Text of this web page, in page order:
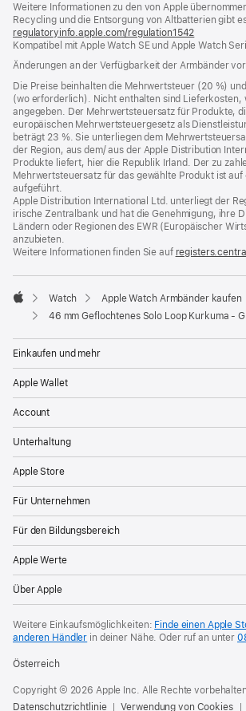
neues
Fenster)
Weitere Informationen zu den von Apple
Recycling und die Entsorgung von Altbatterien gibt
regulatoryinfo.apple.com/regulation1542
ein
neues
Fenster)
Kompatibel mit Apple Watch SE und Apple Watch
Änderungen an der Verfügbarkeit der Armbänder
Die Preise beinhalten die Mehrwertsteuer (20 %)
(wo erforderlich). Nicht enthalten sind Lieferkosten,
angegeben. Der Mehrwertsteuersatz für Produkte,
europäischen Mehrwertsteuergesetz als
beträgt 23 %. Sie unterliegen dem
der Region, aus dem/ aus der Apple Distribution
Produkte liefert, hier die Republik Irland. Der zu
Mehrwertsteuersatz für das gewählte Produkt ist
aufgeführt.
Apple Distribution International Ltd. unterliegt der
irische Zentralbank und hat die Genehmigung, ihre
Ländern oder Regionen des EWR (Europäischer
anzubieten.
Weitere Informationen finden Sie auf
Apple
Watch
Apple Watch Armbänder kaufen
46 mm Geflochtenes Solo Loop Kurkuma -
Einkaufen und mehr
Apple Wallet
Account
Unterhaltung
Apple Store
Für Unternehmen
Für den Bildungsbereich
Apple Werte
Über Apple
Weitere Einkaufsmöglichkeiten: Finde einen Apple
anderen Händler in deiner Nähe. Oder ruf an unter
Österreich
Copyright © 2026 Apple Inc. Alle Rechte vorbehalten.
Datenschutzrichtlinie
Verwendung von Cookies